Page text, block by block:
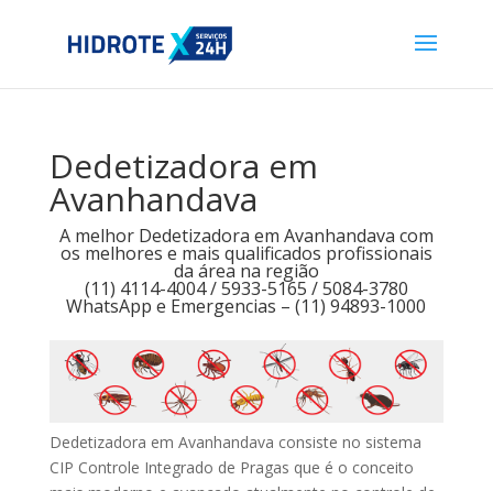
Dedetizadora em
Avanhandava
A melhor Dedetizadora em Avanhandava com
os melhores e mais qualificados profissionais
da área na região
(11) 4114-4004 / 5933-5165 / 5084-3780
WhatsApp e Emergencias – (11) 94893-1000
Dedetizadora em Avanhandava consiste no sistema
CIP Controle Integrado de Pragas que é o conceito